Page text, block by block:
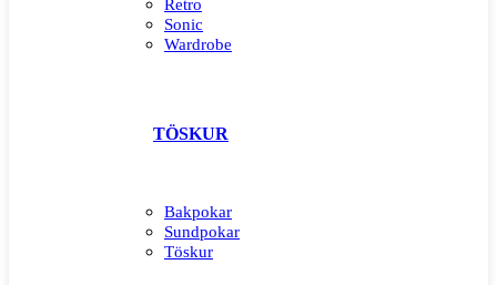
Retro
Sonic
Wardrobe
TÖSKUR
Bakpokar
Sundpokar
Töskur